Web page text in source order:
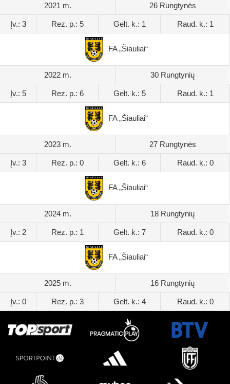
2021 m. 26 Rungtynės
Įv.: 3 Rez. p.: 5 Gelt. k.: 1 Raud. k.: 1
FA „Šiauliai“
2022 m. 30 Rungtynių
Įv.: 5 Rez. p.: 6 Gelt. k.: 5 Raud. k.: 1
FA „Šiauliai“
2023 m. 27 Rungtynės
Įv.: 3 Rez. p.: 0 Gelt. k.: 6 Raud. k.: 0
FA „Šiauliai“
2024 m. 18 Rungtynių
Įv.: 2 Rez. p.: 1 Gelt. k.: 7 Raud. k.: 0
FA „Šiauliai“
2025 m. 16 Rungtynių
Įv.: 0 Rez. p.: 3 Gelt. k.: 4 Raud. k.: 0